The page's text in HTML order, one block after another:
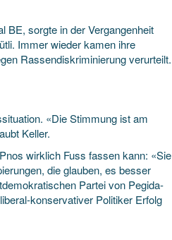
BE, sorgte in der Vergangenheit
Immer wieder kamen ihre
Rassendiskriminierung verurteilt.
«Die Stimmung ist am
Keller.
wirklich Fuss fassen kann: «Sie
die glauben, es besser
Partei von Pegida-
konservativer Politiker Erfolg